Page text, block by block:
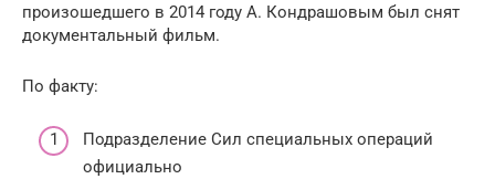
произошедшего в 2014 году А. Кондрашовым был снят
документальный фильм.
По факту:
Подразделение Сил специальных операций
официально